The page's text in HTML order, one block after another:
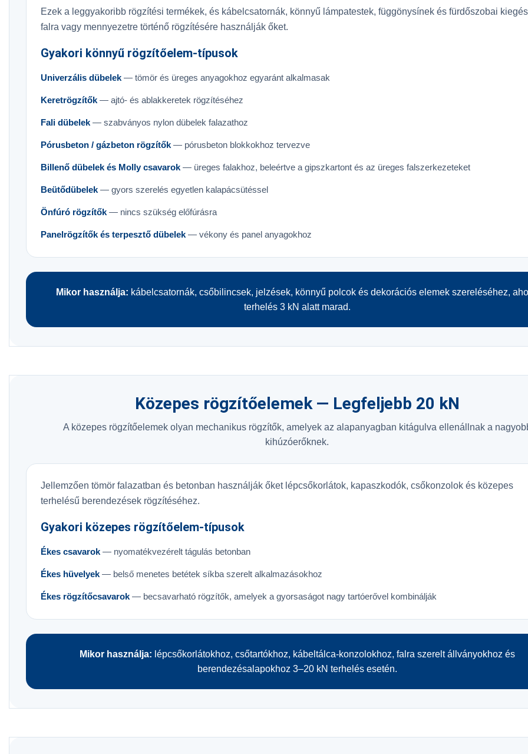
Ezek a leggyakoribb rögzítési termékek, és kábelcsatornák, könnyű lámpatestek, függönysínek és fürdőszobai
falra vagy mennyezetre történő rögzítésére használják őket.
Gyakori könnyű rögzítőelem-típusok
Univerzális dübelek — tömör és üreges anyagokhoz egyaránt alkalmasak
Keretrögzítők — ajtó- és ablakkeretek rögzítéséhez
Fali dübelek — szabványos nylon dübelek falazathoz
Pórusbeton / gázbeton rögzítők — pórusbeton blokkokhoz tervezve
Billenő dübelek és Molly csavarok — üreges falakhoz, beleértve a gipszkartont és az üreges falszerkezeteket
Beütődübelek — gyors szerelés egyetlen kalapácsütéssel
Önfúró rögzítők — nincs szükség előfúrásra
Panelrögzítők és terpesztő dübelek — vékony és panel anyagokhoz
Mikor használja: kábelcsatornák, csőbilincsek, jelzések, könnyű polcok és dekorációs elemek szereléséhez,
terhelés 3 kN alatt marad.
Közepes rögzítőelemek — Legfeljebb 20 kN
A közepes rögzítőelemek olyan mechanikus rögzítők, amelyek az alapanyagban kitágulva ellenállnak a
kihúzóerőknek.
Jellemzően tömör falazatban és betonban használják őket lépcsőkorlátok, kapaszkodók, csőkonzolok és közepes
terhelésű berendezések rögzítéséhez.
Gyakori közepes rögzítőelem-típusok
Ékes csavarok — nyomatékvezérelt tágulás betonban
Ékes hüvelyek — belső menetes betétek síkba szerelt alkalmazásokhoz
Ékes rögzítőcsavarok — becsavarható rögzítők, amelyek a gyorsaságot nagy tartóerővel kombinálják
Mikor használja: lépcsőkorlátokhoz, csőtartókhoz, kábeltálca-konzolokhoz, falra szerelt állványokhoz és
berendezésalapokhoz 3–20 kN terhelés esetén.